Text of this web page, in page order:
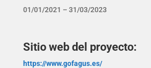
01/01/2021 – 31/03/2023
Sitio web del proyecto:
https://www.gofagus.es/